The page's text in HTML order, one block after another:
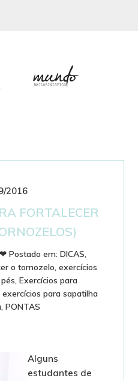
2016
FORTALECER
❤Postado em:DICAS,
o tornozelo, exercícios
, Exercícios para
exercícios para sapatilha
, PONTAS
Alguns
estudantes de